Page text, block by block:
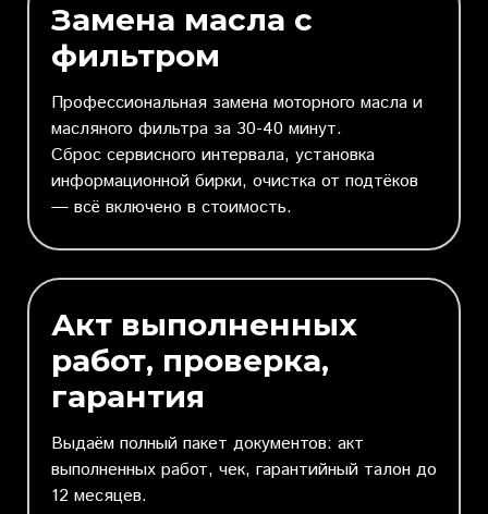
Замена масла с
фильтром
Профессиональная замена моторного масла и
масляного фильтра за 30-40 минут.
Сброс сервисного интервала, установка
информационной бирки, очистка от подтёков
— всё включено в стоимость.
Акт выполненных
работ, проверка,
гарантия
Выдаём полный пакет документов: акт
выполненных работ, чек, гарантийный талон до
12 месяцев.